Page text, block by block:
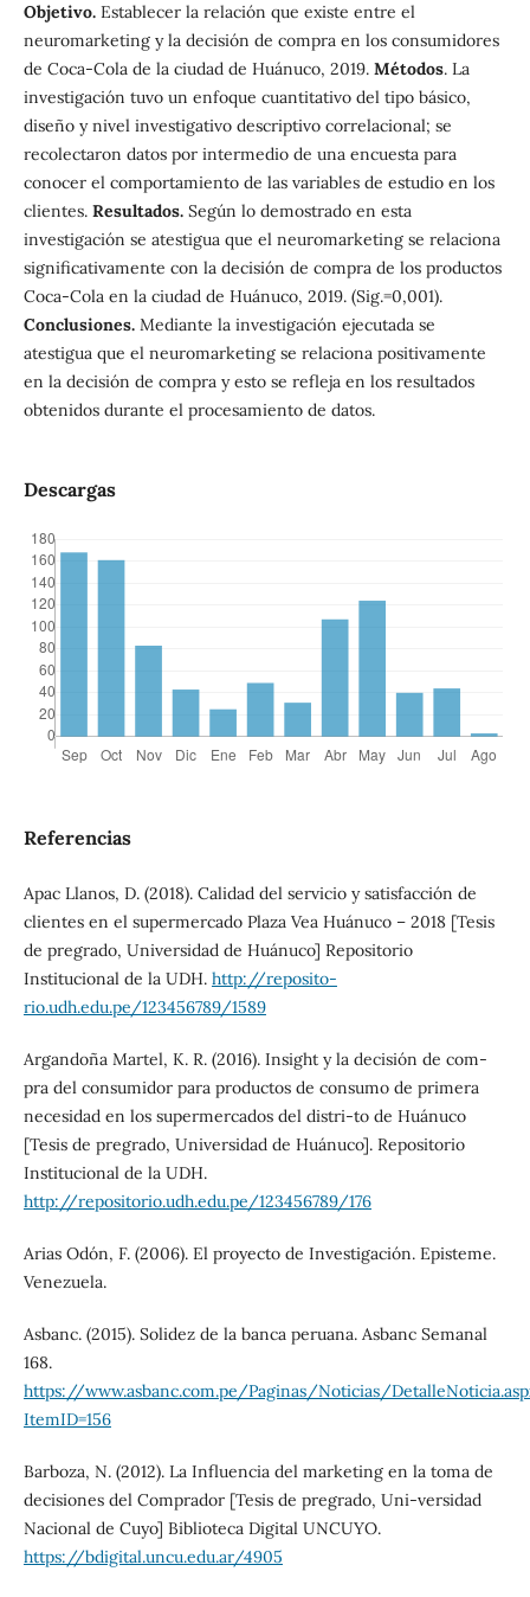
Objetivo.Establecer la relación que existe entre el
neuromarketing y la decisión de compra en los consumidores
de Coca-Cola de la ciudad de Huánuco, 2019. Métodos. La
investigación tuvo un enfoque cuantitativo del tipo básico,
diseño y nivel investigativo descriptivo correlacional; se
recolectaron datos por intermedio de una encuesta para
conocer el comportamiento de las variables de estudio en los
clientes. Resultados.Según lo demostrado en esta
investigación se atestigua que el neuromarketing se relaciona
significativamente con la decisión de compra de los productos
Coca-Cola en la ciudad de Huánuco, 2019. (Sig.=0,001).
Conclusiones.Mediante la investigación ejecutada se
atestigua que el neuromarketing se relaciona positivamente
en la decisión de compra y esto se refleja en los resultados
obtenidos durante el procesamiento de datos.
Descargas
Referencias
Apac Llanos, D. (2018). Calidad del servicio y satisfacción de
clientes en el supermercado Plaza Vea Huánuco – 2018 [Tesis
de pregrado, Universidad de Huánuco] Repositorio
Institucional de la UDH. http://reposito-
rio.udh.edu.pe/123456789/1589
Argandoña Martel, K. R. (2016). Insight y la decisión de com-
pra del consumidor para productos de consumo de primera
necesidad en los supermercados del distri-to de Huánuco
[Tesis de pregrado, Universidad de Huánuco]. Repositorio
Institucional de la UDH.
http://repositorio.udh.edu.pe/123456789/176
Arias Odón, F. (2006). El proyecto de Investigación. Episteme.
Venezuela.
Asbanc. (2015). Solidez de la banca peruana. Asbanc Semanal
168.
https://www.asbanc.com.pe/Paginas/Noticias/
ItemID=156
Barboza, N. (2012). La Influencia del marketing en la toma de
decisiones del Comprador [Tesis de pregrado, Uni-versidad
Nacional de Cuyo] Biblioteca Digital UNCUYO.
https://bdigital.uncu.edu.ar/4905